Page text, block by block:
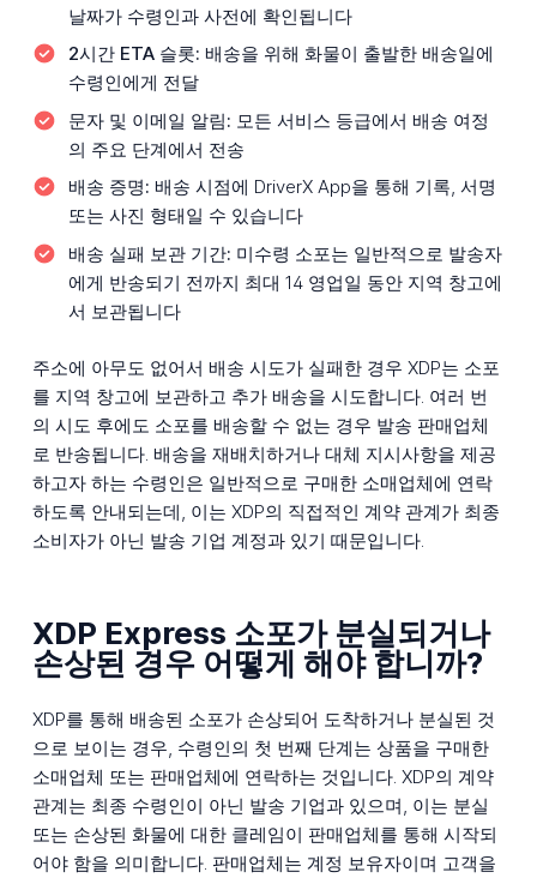
날짜가 수령인과 사전에 확인됩니다
2시간 ETA 슬롯: 배송을 위해 화물이 출발한 배송일에
수령인에게 전달
문자 및 이메일 알림: 모든 서비스 등급에서 배송 여정
의 주요 단계에서 전송
배송 증명: 배송 시점에 DriverX App을 통해 기록, 서명
또는 사진 형태일 수 있습니다
배송 실패 보관 기간: 미수령 소포는 일반적으로 발송자
에게 반송되기 전까지 최대 14 영업일 동안 지역 창고에
서 보관됩니다
주소에 아무도 없어서 배송 시도가 실패한 경우 XDP는 소포
를 지역 창고에 보관하고 추가 배송을 시도합니다. 여러 번
의 시도 후에도 소포를 배송할 수 없는 경우 발송 판매업체
로 반송됩니다. 배송을 재배치하거나 대체 지시사항을 제공
하고자 하는 수령인은 일반적으로 구매한 소매업체에 연락
하도록 안내되는데, 이는 XDP의 직접적인 계약 관계가 최종
소비자가 아닌 발송 기업 계정과 있기 때문입니다.
XDP Express 소포가 분실되거나
손상된 경우 어떻게 해야 합니까?
XDP를 통해 배송된 소포가 손상되어 도착하거나 분실된 것
으로 보이는 경우, 수령인의 첫 번째 단계는 상품을 구매한
소매업체 또는 판매업체에 연락하는 것입니다. XDP의 계약
관계는 최종 수령인이 아닌 발송 기업과 있으며, 이는 분실
또는 손상된 화물에 대한 클레임이 판매업체를 통해 시작되
어야 함을 의미합니다. 판매업체는 계정 보유자이며 고객을